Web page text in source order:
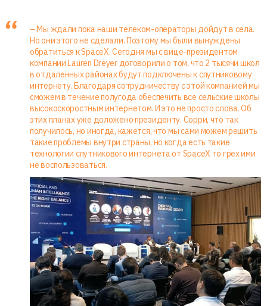
– Мы ждали пока наши телеком-операторы дойдут в села.
Но они этого не сделали. Поэтому мы были вынуждены
обратиться к SpaceX. Сегодня мы с вице-президентом
компании Lauren Dreyer договорили о том, что 2 тысячи школ
в отдаленных районах будут подключены к спутниковому
интернету. Благодаря сотрудничеству с этой компанией мы
сможем в течение полугода обеспечить все сельские школы
высокоскоростным интернетом. И это не просто слова. Об
этих планах уже доложено президенту. Сорри, что так
получилось, но иногда, кажется, что мы сами можем решить
такие проблемы внутри страны, но когда есть такие
технологии спутникового интернета от SpaceX то грех ими
не воспользоваться.